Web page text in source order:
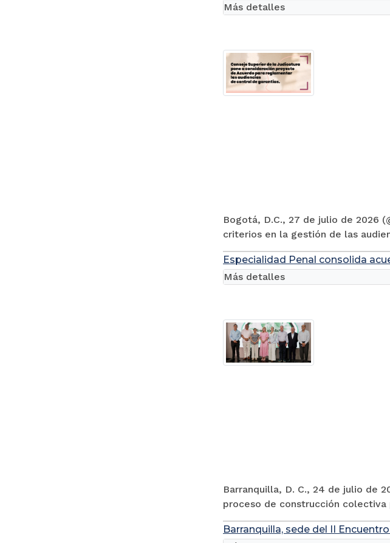
Bogotá, D.C., 27 de julio de 2026
criterios en la gestión de las
Más detalles
Especialidad Penal consolida
Barranquilla, D. C., 24 de julio de
proceso de construcción colectiva
Más detalles
Barranquilla, sede del II